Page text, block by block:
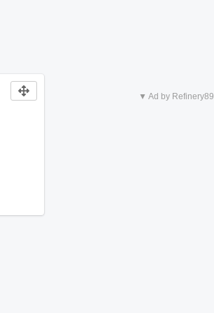
▼ Ad by Refinery89